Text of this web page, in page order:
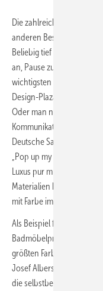
Die zahlreichen Hallen,
anderen Besucher
Beliebig tief konnte man
an, Pause zu machen und
wichtigsten Trends in
Design-Plaza den Vortrag
Oder man nutzte die
Kommunikationsagentur
Deutsche
„Pop up my Bathroom“
Luxus pur mit Marmor
Materialien hingewiesen
mit Farbe im Badezimmer.
Als Beispiel für die
Badmöbelprogramm
größten Farbenkünstler
Josef Albers. Mit seiner
die selbstbewusste und